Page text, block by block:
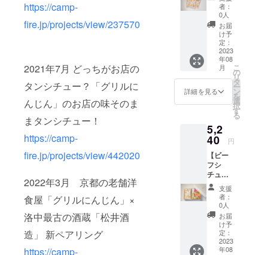
https://camp-
fire.jp/projects/view/237570
2021年7月 どっちがお店の
タンシチュー？「グリルに
んじん」のお店の味そのま
まタンシチュー！
https://camp-
fire.jp/projects/view/442020
2022年3月 京都の老舗洋
食屋「グリルにんじん」×
洛中最古の酒蔵「松井酒
造」 新ペアリング
https://camp-
米はお
野菜と
同じ生
鮮食品
のた
め、 明
確な賞
味期限
はござ
いませ
上がり
いただ
ける期
間とし
て、 精
米年月
日より
75日以
内をお
すすめ
してお
りま
す。
袋 配送
料込み
お米の
おいし
い炊き
方が書
いたパ
ンフ
レット
付き。
れてお
送りし
ます。
お米の
保存方
法 冷
暗所 お
米はお
野菜と
同じ生
鮮食品
のた
め、 明
食に合
うお
米】 洋
食に合
うお
米 お
米2合
300g
お茶碗
約4杯
分 …6
袋 お米
しい炊
き方が
書いた
パンフ
レット
と 当店
パンフ
レット
とオリ
ジナル
レジ袋6
枚付き
です。
配送料
者：
0人
お届
け予
定：
2023
年08
月
詳細を見る
こ
の
リ
タ
ー
ン
を
選
択
す
る
5,2
40 円
【ビー
フシ
チュー×
洋食に
合うお
米 ギ
フト
ボック
ス付
き】 監
修レト
支援
者：
0人
お届
け予
定：
2023
年08